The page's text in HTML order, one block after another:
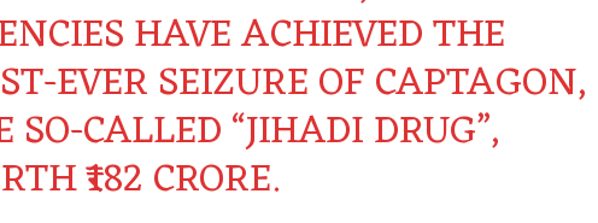
HAVE ACHIEVED THE
EVER SEIZURE OF CAPTAGON,
SO-CALLED “JIHADI DRUG”,
₹182 CRORE.